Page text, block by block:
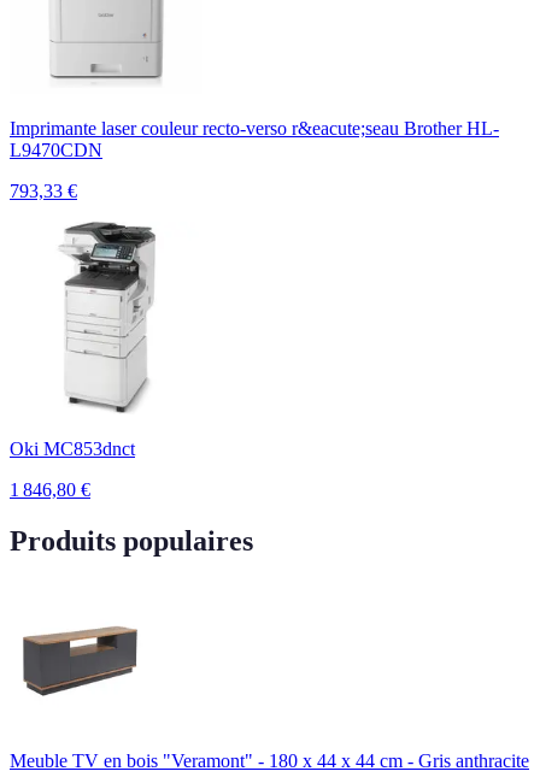
Imprimante laser couleur recto-verso r&eacute;seau Brother HL-
L9470CDN
793,33 €
Oki MC853dnct
1 846,80 €
Produits populaires
Meuble TV en bois "Veramont" - 180 x 44 x 44 cm - Gris anthracite